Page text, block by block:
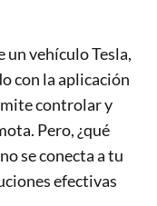
vehículo Tesla,
con la aplicación
controlar y
Pero, ¿qué
se conecta a tu
efectivas